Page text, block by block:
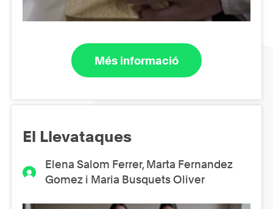
Més informació
El Llevataques
Elena Salom Ferrer, Marta Fernandez
Gomez i Maria Busquets Oliver